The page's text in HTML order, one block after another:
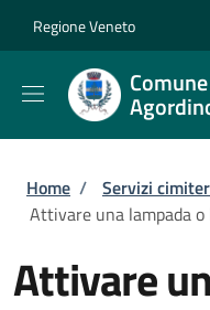
Regione Veneto
Briciole di
Home / Servizi
Attivare una lampada
Attivare